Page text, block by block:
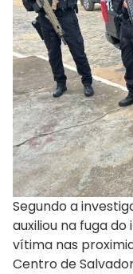
Segundo a
auxiliou na fuga
vítima nas
Centro de